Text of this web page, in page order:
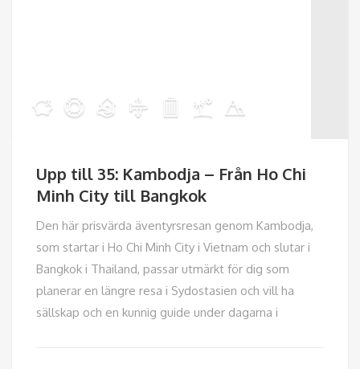
Upp till 35: Kambodja – Från Ho Chi
Minh City till Bangkok
Den här prisvärda äventyrsresan genom Kambodja,
som startar i Ho Chi Minh City i Vietnam och slutar i
Bangkok i Thailand, passar utmärkt för dig som
planerar en längre resa i Sydostasien och vill ha
sällskap och en kunnig guide under dagarna i